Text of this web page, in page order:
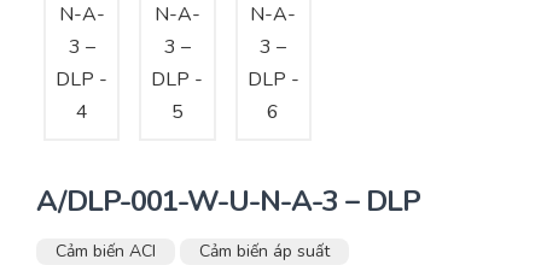
A/DLP-001-W-U-N-A-3 – DLP
Cảm biến ACI Cảm biến áp suất